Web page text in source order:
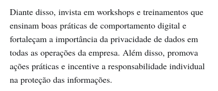
Diante disso, invista em workshops e treinamentos que
ensinam boas práticas de comportamento digital e
fortaleçam a importância da privacidade de dados em
todas as operações da empresa. Além disso, promova
ações práticas e incentive a responsabilidade individual
na proteção das informações.